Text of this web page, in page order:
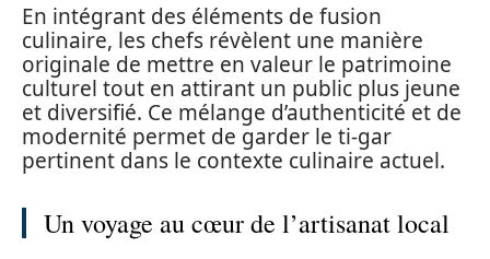
En intégrant des éléments de fusion
culinaire, les chefs révèlent une manière
originale de mettre en valeur le patrimoine
culturel tout en attirant un public plus jeune
et diversifié. Ce mélange d’authenticité et de
modernité permet de garder le ti-gar
pertinent dans le contexte culinaire actuel.
Un voyage au cœur de l’artisanat local